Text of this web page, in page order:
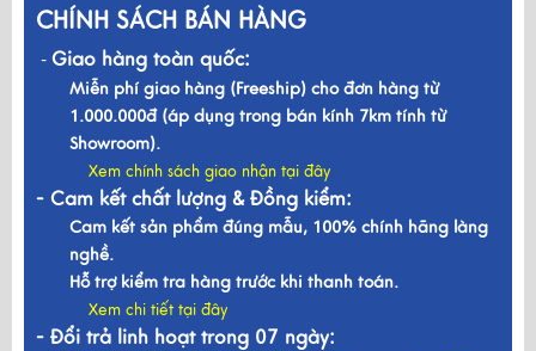
CHÍNH SÁCH BÁN HÀNG
- Giao hàng toàn quốc:
Miễn phí giao hàng (Freeship) cho đơn hàng từ
1.000.000đ (áp dụng trong bán kính 7km tính từ
Showroom).
Xem chính sách giao nhận tại đây
- Cam kết chất lượng & Đồng kiểm:
Cam kết sản phẩm đúng mẫu, 100% chính hãng làng
nghề.
Hỗ trợ kiểm tra hàng trước khi thanh toán.
Xem chi tiết tại đây
- Đổi trả linh hoạt trong 07 ngày: